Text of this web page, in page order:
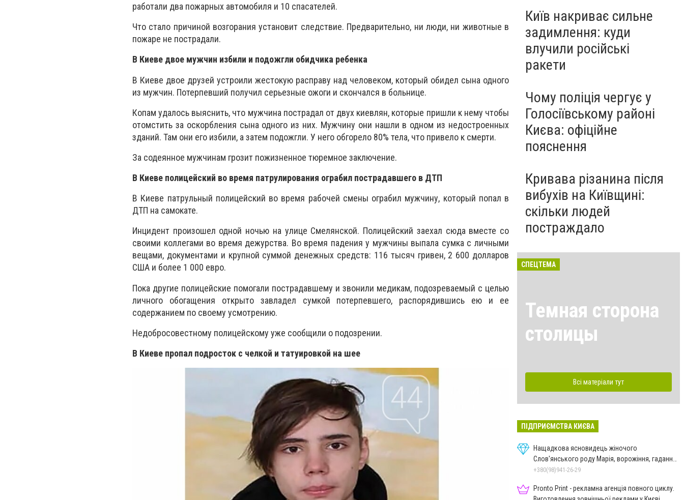
работали два пожарных автомобиля и 10 спасателей.
Что стало причиной возгорания установит следствие. Предварительно, ни люди, ни животные в
пожаре не пострадали.
В Киеве двое мужчин избили и подожгли обидчика ребенка
В Киеве двое друзей устроили жестокую расправу над человеком, который обидел сына одного
из мужчин. Потерпевший получил серьезные ожоги и скончался в больнице.
Копам удалось выяснить, что мужчина пострадал от двух киевлян, которые пришли к нему чтобы
отомстить за оскорбления сына одного из них. Мужчину они нашли в одном из недостроенных
зданий. Там они его избили, а затем подожгли. У него обгорело 80% тела, что привело к смерти.
За содеянное мужчинам грозит пожизненное тюремное заключение.
В Киеве полицейский во время патрулирования ограбил пострадавшего в ДТП
В Киеве патрульный полицейский во время рабочей смены ограбил мужчину, который попал в
ДТП на самокате.
Инцидент произошел одной ночью на улице Смелянской. Полицейский заехал сюда вместе со
своими коллегами во время дежурства. Во время падения у мужчины выпала сумка с личными
вещами, документами и крупной суммой денежных средств: 116 тысяч гривен, 2 600 долларов
США и более 1 000 евро.
Пока другие полицейские помогали пострадавшему и звонили медикам, подозреваемый с целью
личного обогащения открыто завладел сумкой потерпевшего, распорядившись ею и ее
содержанием по своему усмотрению.
Недобросовестному полицейскому уже сообщили о подозрении.
В Киеве пропал подросток с челкой и татуировкой на шее
Київ накриває сильне
задимлення: куди
влучили російські
ракети
Чому поліція чергує у
Голосіївському районі
Києва: офіційне
пояснення
Кривава різанина після
вибухів на Київщині:
скільки людей
постраждало
СПЕЦТЕМА
Темная сторона
столицы
Всі матеріали тут
ПІДПРИЄМСТВА КИЄВА
Нащадкова ясновидець жіночого
Слов'янського роду Марія, ворожіння, гадання
онлайн, ворожіння Таро
+380(98)941-26-29
Pronto Print - рекламна агенція повного циклу.